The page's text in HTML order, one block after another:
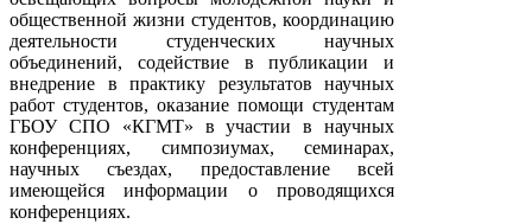
общественной жизни студентов, координацию
деятельности студенческих научных
объединений, содействие в публикации и
внедрение в практику результатов научных
работ студентов, оказание помощи студентам
ГБОУ СПО «КГМТ» в участии в научных
конференциях, симпозиумах, семинарах,
научных съездах, предоставление всей
имеющейся информации о проводящихся
конференциях.